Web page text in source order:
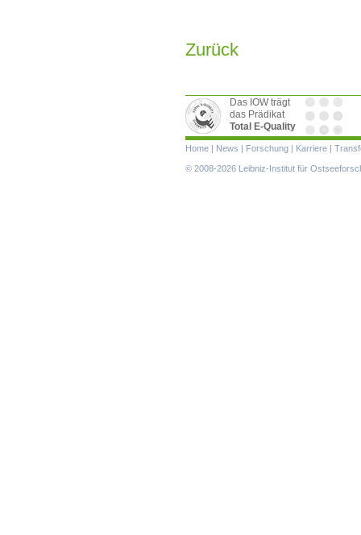
Zurück
Das IOW trägt
das Prädikat
Total E-Quality
Navigation
überspringen
Home | News | Forschung | Karriere |
© 2008-2026 Leibniz-Institut für